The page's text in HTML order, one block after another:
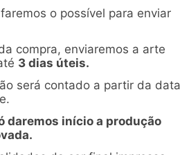
o possível para enviar
compra, enviaremos a arte
3 dias úteis.
será contado a partir da data
daremos início a produção